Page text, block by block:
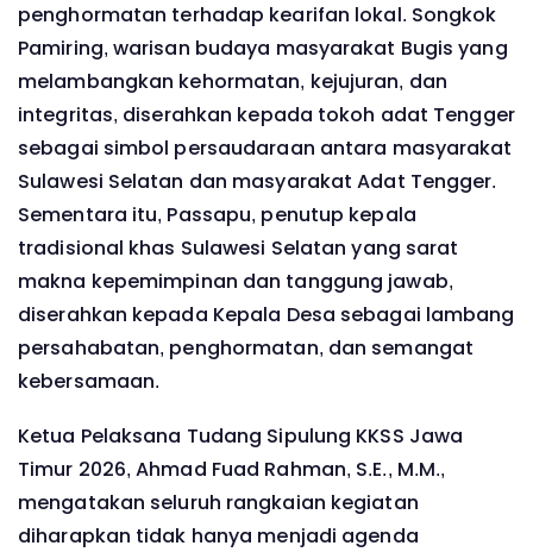
penghormatan terhadap kearifan lokal. Songkok
Pamiring, warisan budaya masyarakat Bugis yang
melambangkan kehormatan, kejujuran, dan
integritas, diserahkan kepada tokoh adat Tengger
sebagai simbol persaudaraan antara masyarakat
Sulawesi Selatan dan masyarakat Adat Tengger.
Sementara itu, Passapu, penutup kepala
tradisional khas Sulawesi Selatan yang sarat
makna kepemimpinan dan tanggung jawab,
diserahkan kepada Kepala Desa sebagai lambang
persahabatan, penghormatan, dan semangat
kebersamaan.
Ketua Pelaksana Tudang Sipulung KKSS Jawa
Timur 2026, Ahmad Fuad Rahman, S.E., M.M.,
mengatakan seluruh rangkaian kegiatan
diharapkan tidak hanya menjadi agenda